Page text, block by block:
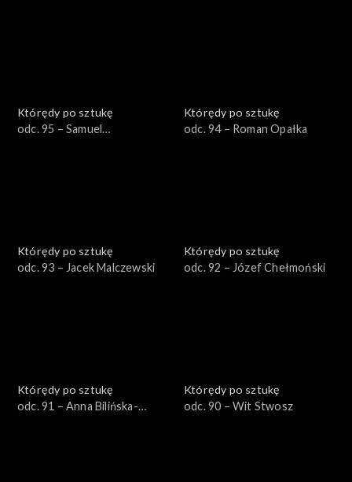
Którędy po sztukę
odc. 95 – Samuel
Którędy po sztukę
odc. 94 – Roman Opałka
Którędy po sztukę
odc. 93 – Jacek Malczewski
Którędy po sztukę
odc. 92 – Józef Chełmoński
Którędy po sztukę
odc. 91 – Anna Bilińska-
Którędy po sztukę
odc. 90 – Wit Stwosz